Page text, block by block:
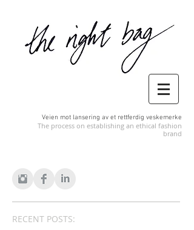
Veien mot lansering av et rettferdig veskemerke
The process on establishing an ethical fashion
brand
RECENT POSTS: